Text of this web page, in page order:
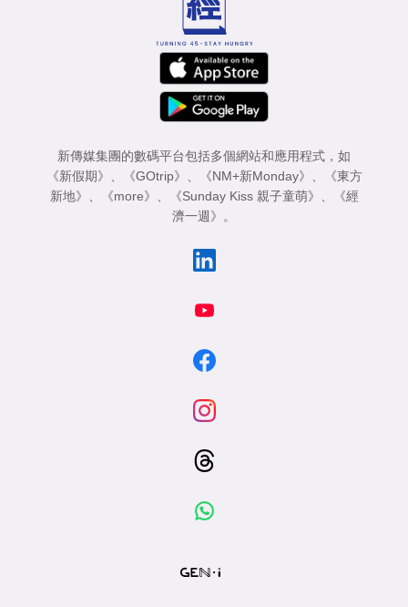
新傳媒集團的數碼平台包括多個網站和應用程式，如
《新假期》 、 《GOtrip》 、 《NM+新Monday》 、
《東方
新地》 、 《more》 、 《Sunday Kiss 親子童萌》 、
《經
濟一週》 。